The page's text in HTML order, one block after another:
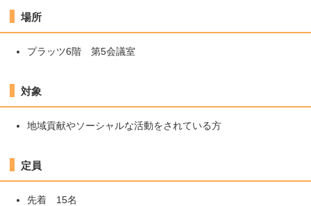
場所
プラッツ6階 第5会議室
対象
地域貢献やソーシャルな活動をされている方
定員
先着 15名